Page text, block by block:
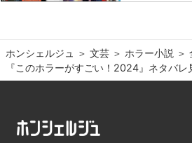
ホンシェルジュ ＞ 文芸 ＞ ホラー小説 ＞
『このホラーがすごい！2024』ネタバレ